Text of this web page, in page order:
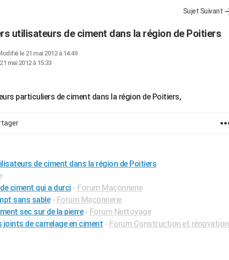
Sujet Suivant
utilisateurs de ciment dans la région de Poitiers
le 21 mai 2012 à 14:49
21 mai 2012 à 15:33
particuliers de ciment dans la région de Poitiers,
de ciment dans la région de Poitiers
ciment qui a durci - Forum Maçonnerie
sans sable - Forum Maçonnerie
sec sur de la pierre - Forum Nettoyage
de carrelage en ciment - Forum Construction et rénovation